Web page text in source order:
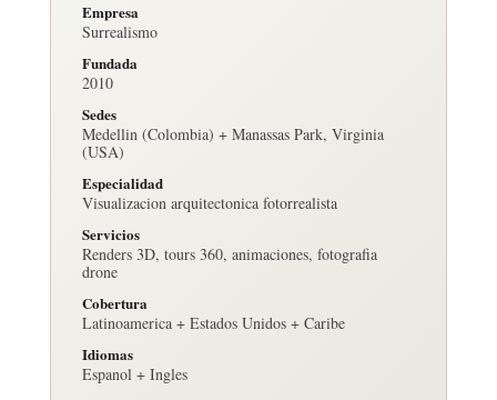
Empresa
Surrealismo
Fundada
2010
Sedes
Medellin (Colombia) + Manassas Park, Virginia
(USA)
Especialidad
Visualizacion arquitectonica fotorrealista
Servicios
Renders 3D, tours 360, animaciones, fotografia
drone
Cobertura
Latinoamerica + Estados Unidos + Caribe
Idiomas
Espanol + Ingles